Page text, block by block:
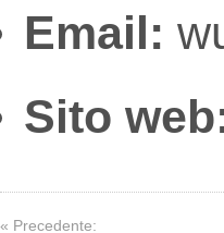
Email:
Sito
« Precedente: